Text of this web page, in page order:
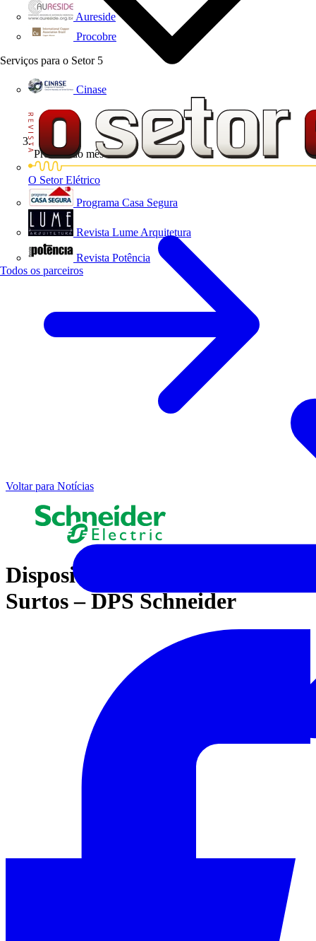
Aureside
Procobre
Serviços para o Setor 5
Cinase
O Setor Elétrico
Programa Casa Segura
Revista Lume Arquitetura
Revista Potência
Todos os parceiros
Produto do mês
Voltar para Notícias
Dispositivos de Proteção contra
Surtos – DPS Schneider